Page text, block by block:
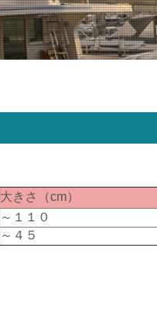
大きさ（cm）
～１１０
～４５